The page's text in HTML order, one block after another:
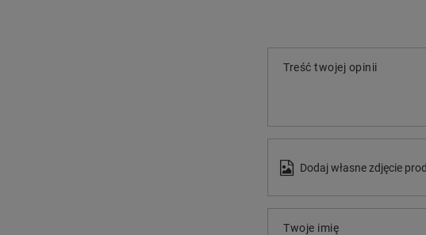
Treść twojej opinii
Dodaj własne zdjęcie
Twoje imię